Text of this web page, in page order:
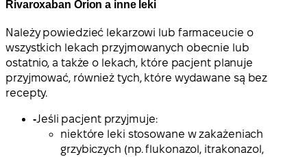
Rivaroxaban Orion a inne leki
Należy powiedzieć lekarzowi lub farmaceucie o
wszystkich lekach przyjmowanych obecnie lub
ostatnio, a także o lekach, które pacjent planuje
przyjmować, również tych, które wydawane są bez
recepty.
-Jeśli pacjent przyjmuje:
niektóre leki stosowane w zakażeniach
grzybiczych (np. flukonazol, itrakonazol,